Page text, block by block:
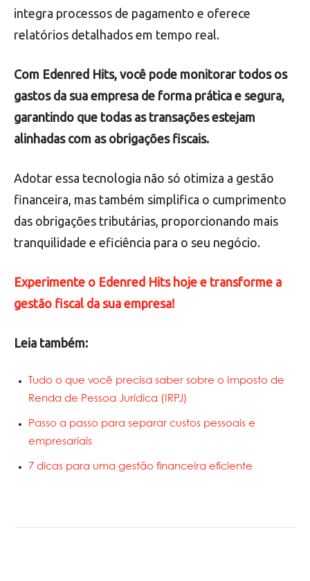
integra processos de pagamento e oferece
relatórios detalhados em tempo real.
Com Edenred Hits, você pode monitorar todos os
gastos da sua empresa de forma prática e segura,
garantindo que todas as transações estejam
alinhadas com as obrigações fiscais.
Adotar essa tecnologia não só otimiza a gestão
financeira, mas também simplifica o cumprimento
das obrigações tributárias, proporcionando mais
tranquilidade e eficiência para o seu negócio.
Experimente o Edenred Hits hoje e transforme a
gestão fiscal da sua empresa!
Leia também:
Tudo o que você precisa saber sobre o Imposto de
Renda de Pessoa Jurídica (IRPJ)
Passo a passo para separar custos pessoais e
empresariais
7 dicas para uma gestão financeira eficiente